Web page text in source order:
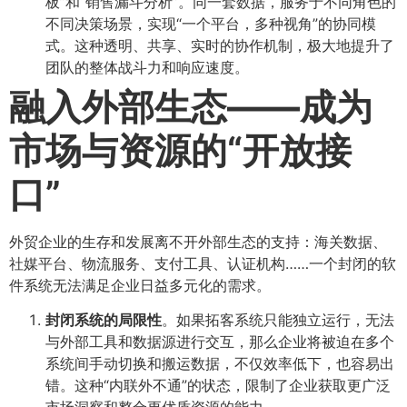
不同决策场景，实现“一个平台，多种视角”的协同模
式。这种透明、共享、实时的协作机制，极大地提升了
团队的整体战斗力和响应速度。
融入外部生态——成为
市场与资源的“开放接
口”​
外贸企业的生存和发展离不开外部生态的支持：海关数据、
社媒平台、物流服务、支付工具、认证机构……一个封闭的软
件系统无法满足企业日益多元化的需求。
封闭系统的局限性​。如果拓客系统只能独立运行，无法
与外部工具和数据源进行交互，那么企业将被迫在多个
系统间手动切换和搬运数据，不仅效率低下，也容易出
错。这种“内联外不通”的状态，限制了企业获取更广泛